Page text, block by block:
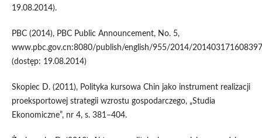
19.08.2014).
PBC (2014), PBC Public Announcement, No. 5,
www.pbc.gov.cn:8080/publish/english/955/2014/
(dostęp: 19.08.2014)
Skopiec D. (2011), Polityka kursowa Chin jako instrument realizacji
proeksportowej strategii wzrostu gospodarczego, „Studia
Ekonomiczne”, nr 4, s. 381–404.